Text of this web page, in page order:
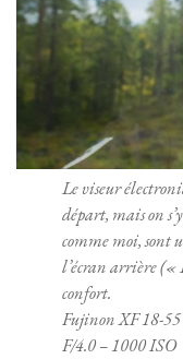
Le viseur
départ, mais on
comme moi, sont
l’écran arrière («
confort.
Fujinon XF 18-
F/4.0 – 1000 ISO